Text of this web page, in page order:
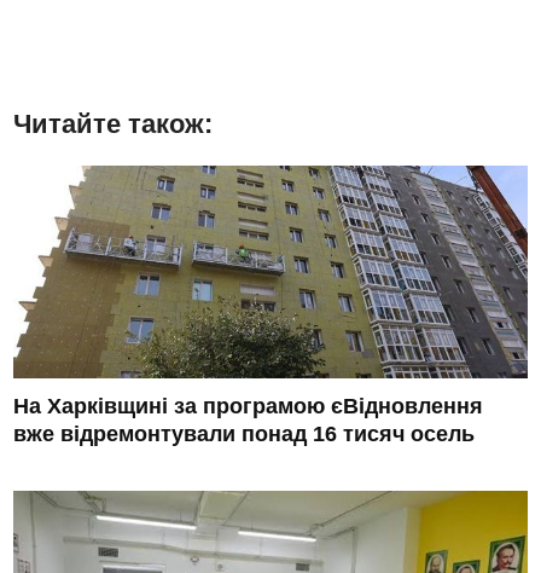
Читайте також:
На Харківщині за програмою єВідновлення
вже відремонтували понад 16 тисяч осель